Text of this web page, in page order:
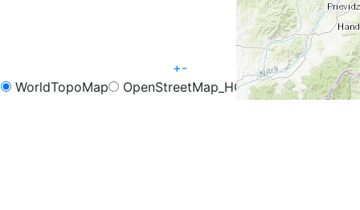
+-
WorldTopoMap
OpenStreetMap_HOT
OpenCycleMap